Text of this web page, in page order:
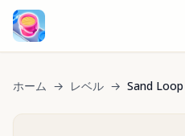
ホーム → レベル → Sand